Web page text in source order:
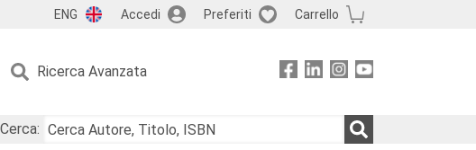
ENG Accedi Preferiti Carrello
Ricerca Avanzata
Cerca: